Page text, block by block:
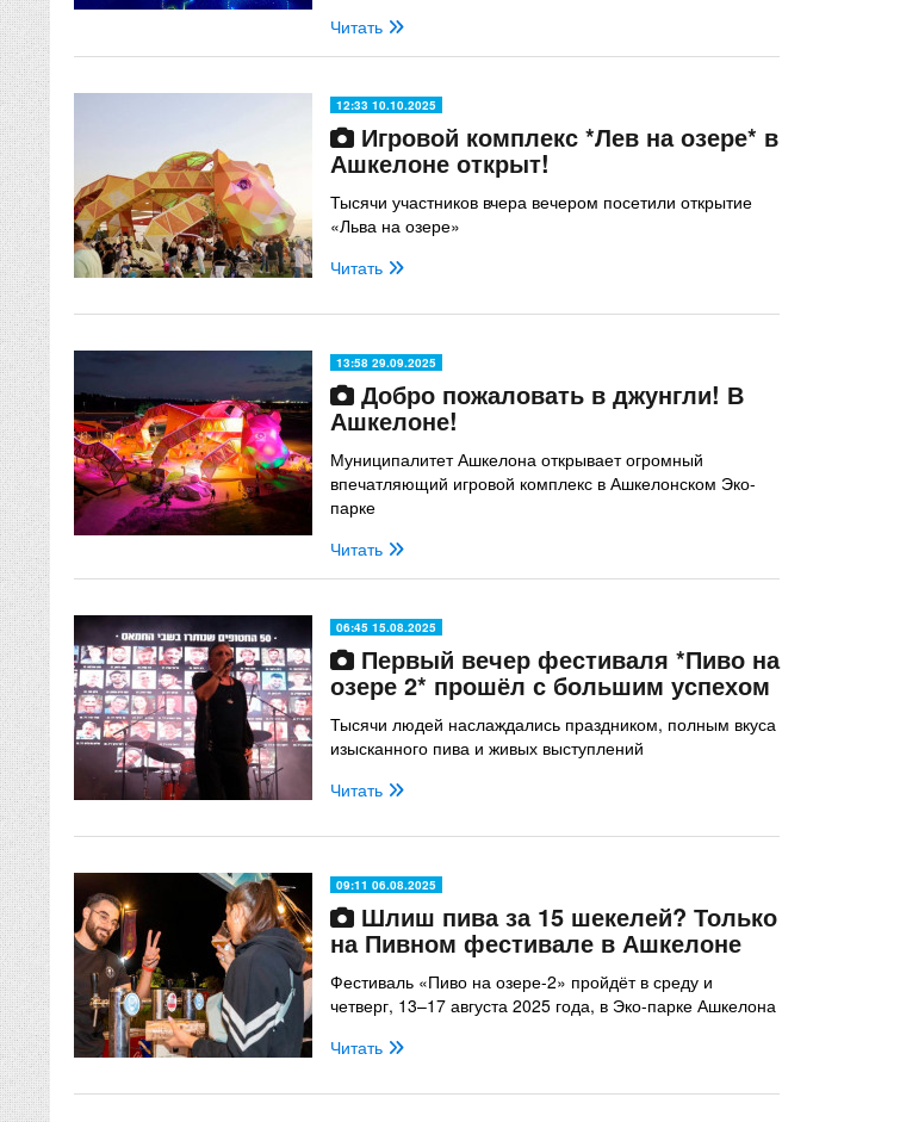
Читать
12:33 10.10.2025
Игровой комплекс *Лев на озере* в
Ашкелоне открыт!
Тысячи участников вчера вечером посетили открытие
«Льва на озере»
Читать
13:58 29.09.2025
Добро пожаловать в джунгли! В
Ашкелоне!
Муниципалитет Ашкелона открывает огромный
впечатляющий игровой комплекс в Ашкелонском Эко-
парке
Читать
06:45 15.08.2025
Первый вечер фестиваля *Пиво на
озере 2* прошёл с большим успехом
Тысячи людей наслаждались праздником, полным вкуса
изысканного пива и живых выступлений
Читать
09:11 06.08.2025
Шлиш пива за 15 шекелей? Только
на Пивном фестивале в Ашкелоне
Фестиваль «Пиво на озере-2» пройдёт в среду и
четверг, 13–17 августа 2025 года, в Эко-парке Ашкелона
Читать